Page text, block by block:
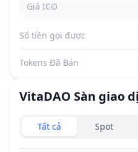
Giá ICO
Số tiền gọi được
Tokens Đã Bán
VitaDAO Sàn giao
Exchanges type
Tất cả Spot